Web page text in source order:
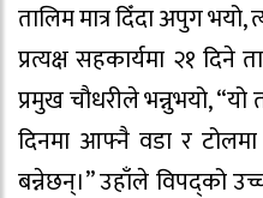
तालिम मात्र दिँदा अपुग
प्रत्यक्ष सहकार्यमा २१ दिने
प्रमुख चौधरीले भन्नुभयो,
दिनमा आफ्नै वडा र टोलमा
बन्नेछन्।” उहाँले विपद्को